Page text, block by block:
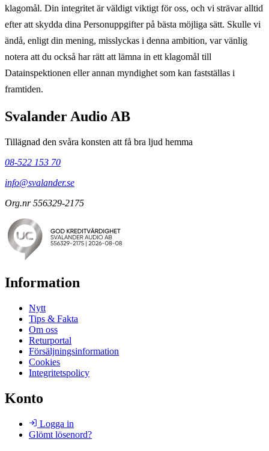
klagomål. Din integritet är väldigt viktigt för oss, och vi strävar alltid
efter att skydda dina Personuppgifter på bästa möjliga sätt. Skulle vi
ändå, enligt din mening, misslyckas i denna ambition, var vänlig
notera att du också har rätt att lämna in ett klagomål till
Datainspektionen eller annan myndighet som kan fastställas i
framtiden.
Svalander Audio AB
Tillägnad den svåra konsten att få bra ljud hemma
08-522 153 70
info@svalander.se
Org.nr 556329-2175
Information
Nytt
Tips & Fakta
Om oss
Returportal
Försäljningsinformation
Cookies
Integritetspolicy
Konto
Logga in
Glömt lösenord?